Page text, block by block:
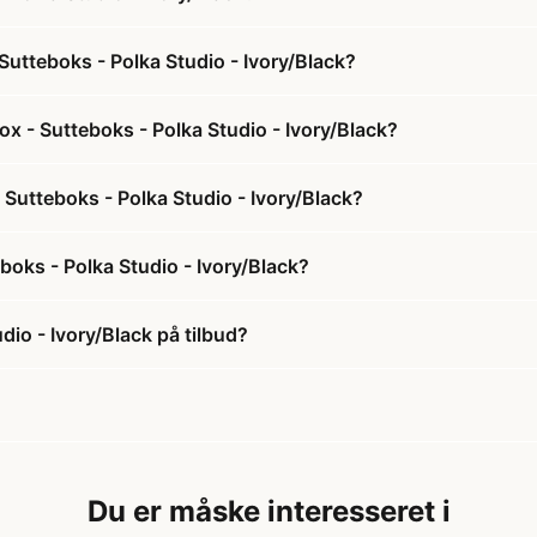
- Polka Studio - Ivory/Black?
- Sutteboks - Polka Studio - Ivory/Black?
- Polka Studio - Ivory/Black?
- Polka Studio - Ivory/Black?
- Ivory/Black på tilbud?
Du er måske interesseret i